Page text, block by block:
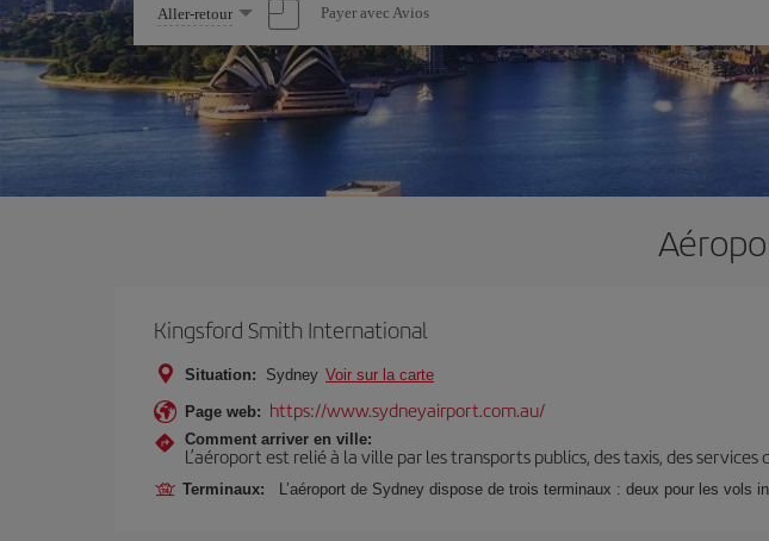
Sélectionnez
une
option
Aller-retour Payer avec Avios
Kingsford Smith International
Situation: Sydney Voir sur la carte
Page web: https://www.sydneyairport.com.au/
Comment arriver en ville:
L’aéroport est relié à la ville par les transports publics, des taxis, des
Terminaux: L’aéroport de Sydney dispose de trois terminaux : deux pour les vols